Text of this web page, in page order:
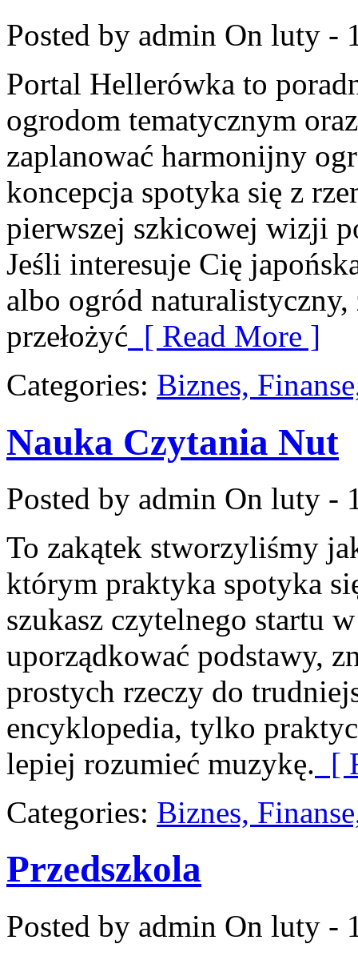
Posted by admin On luty -
Portal Hellerówka to
ogrodom tematycznym
zaplanować harmonijny
koncepcja spotyka się z
pierwszej szkicowej wizji
Jeśli interesuje Cię
albo ogród
przełożyć [ Read More ]
Categories: Biznes,
Nauka Czytania Nut
Posted by admin On luty -
To zakątek stworzyliśmy
którym praktyka spotyka
szukasz czytelnego startu
uporządkować podstawy,
prostych rzeczy do
encyklopedia, tylko
lepiej rozumieć muzykę. [
Categories: Biznes,
Przedszkola
Posted by admin On luty -